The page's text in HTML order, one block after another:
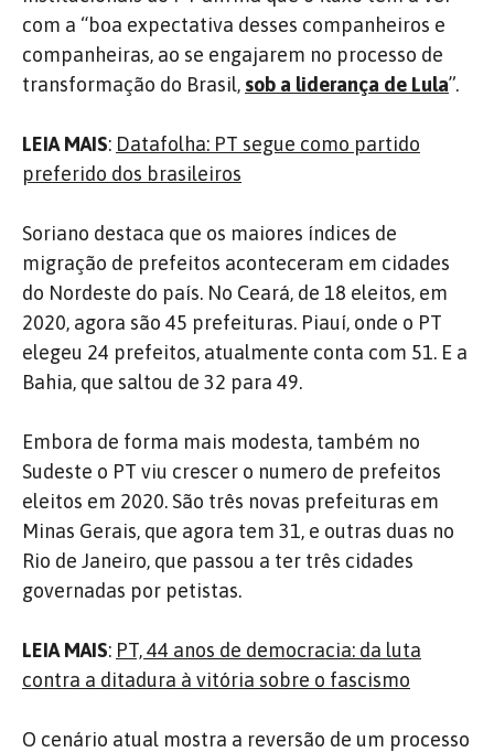
com a “boa expectativa desses companheiros e
companheiras, ao se engajarem no processo de
transformação do Brasil, sob a liderança de Lula”.
LEIA MAIS: Datafolha: PT segue como partido
preferido dos brasileiros
Soriano destaca que os maiores índices de
migração de prefeitos aconteceram em cidades
do Nordeste do país. No Ceará, de 18 eleitos, em
2020, agora são 45 prefeituras. Piauí, onde o PT
elegeu 24 prefeitos, atualmente conta com 51. E a
Bahia, que saltou de 32 para 49.
Embora de forma mais modesta, também no
Sudeste o PT viu crescer o numero de prefeitos
eleitos em 2020. São três novas prefeituras em
Minas Gerais, que agora tem 31, e outras duas no
Rio de Janeiro, que passou a ter três cidades
governadas por petistas.
LEIA MAIS: PT, 44 anos de democracia: da luta
contra a ditadura à vitória sobre o fascismo
O cenário atual mostra a reversão de um processo